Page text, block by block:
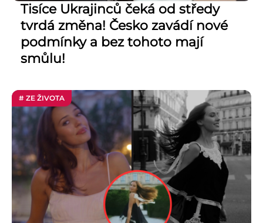
Tisíce Ukrajinců čeká od středy
tvrdá změna! Česko zavádí nové
podmínky a bez tohoto mají
smůlu!
# ZE ŽIVOTA